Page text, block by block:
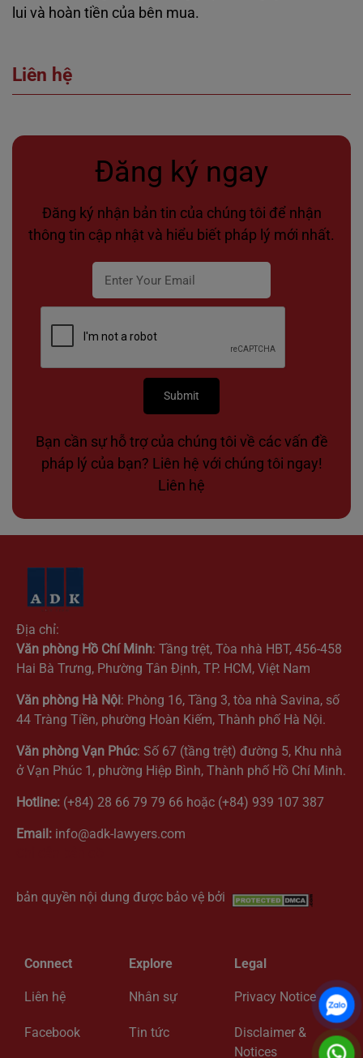
lui và hoàn tiền của bên mua.
Liên hệ
Đăng ký ngay
Đăng ký nhận bản tin của chúng tôi để nhận
thông tin cập nhật và hiểu biết pháp lý mới nhất.
Bạn cần sự hỗ trợ của chúng tôi về các vấn đề
pháp lý của bạn? Liên hệ với chúng tôi ngay!
Liên hệ
Địa chỉ:
Văn phòng Hồ Chí Minh: Tầng trệt, Tòa nhà HBT, 456-458
Hai Bà Trưng, Phường Tân Định, TP. HCM, Việt Nam
Văn phòng Hà Nội: Phòng 16, Tầng 3, tòa nhà Savina, số
44 Tràng Tiền, phường Hoàn Kiếm, Thành phố Hà Nội.
Văn phòng Vạn Phúc: Số 67 (tầng trệt) đường 5, Khu nhà
ở Vạn Phúc 1, phường Hiệp Bình, Thành phố Hồ Chí Minh.
Hotline: (+84) 28 66 79 79 66 hoặc (+84) 939 107 387
Email: info@adk-lawyers.com
bản quyền nội dung được bảo vệ bởi
Connect
Liên hệ
Facebook
Explore
Nhân sự
Tin tức
Legal
Privacy Notice
Disclaimer &
Notices